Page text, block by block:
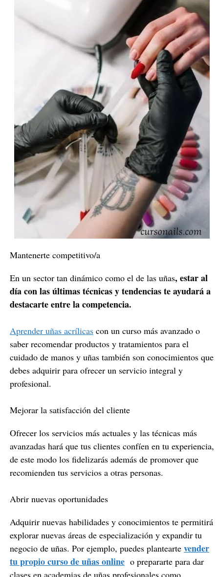
Mantenerte competitivo/a
En un sector tan dinámico como el de las uñas, estar al
día con las últimas técnicas y tendencias te ayudará a
destacarte entre la competencia.
Aprender uñas acrílicas con un curso más avanzado o
saber recomendar productos y tratamientos para el
cuidado de manos y uñas también son conocimientos que
debes adquirir para ofrecer un servicio integral y
profesional.
Mejorar la satisfacción del cliente
Ofrecer los servicios más actuales y las técnicas más
avanzadas hará que tus clientes confíen en tu experiencia,
de este modo los fidelizarás además de promover que
recomienden tus servicios a otras personas.
Abrir nuevas oportunidades
Adquirir nuevas habilidades y conocimientos te permitirá
explorar nuevas áreas de especialización y expandir tu
negocio de uñas. Por ejemplo, puedes plantearte vender
tu propio curso de uñas online o prepararte para dar